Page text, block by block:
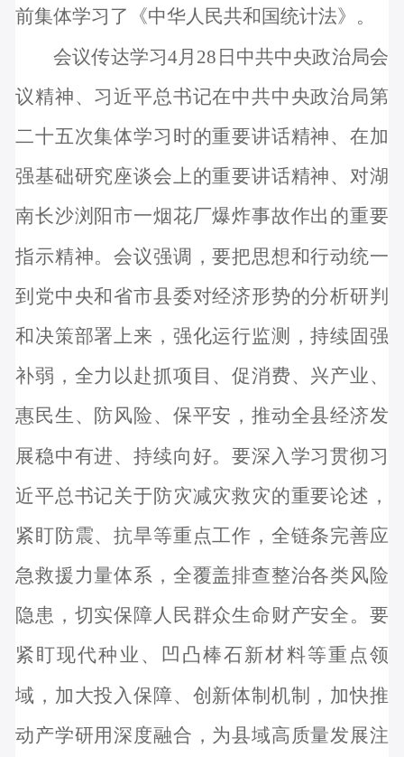
前集体学习了
《中华人民共和国统计法》 。
会议传达学习4月28日中共中央政治局会
议精神、 习近平总书记在中共中央政治局第
二十五次集体学习时的重要讲话精神、在加
强基础研究座谈会上的重要讲话精神、对湖
南长沙浏阳市一烟花厂爆炸事故作出的重要
指示精神。会议强调，要把思想和行动统一
到党中央和省市县委对经济形势的分析研判
和决策部署上来，强化运行监测，持续固强
补弱，全力以赴抓项目、促消费、兴产业、
惠民生、防风险、保平安，推动全县经济发
展稳中有进、持续向好。要深入学习贯彻习
近平总书记关于防灾减灾救灾的重要论述，
紧盯防震、抗旱等重点工作， 全链条完善应
急救援力量体系， 全覆盖排查整治各类风险
隐患，切实保障人民群众生命财产安全。要
紧盯现代种业、凹凸棒石新材料等重点领
域，加大投入保障、创新体制机制，加快推
动产学研用深度融合，为县域高质量发展注